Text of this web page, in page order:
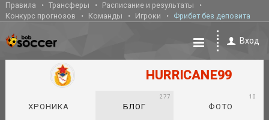
Правила Трансферы
Расписание и результаты
Конкурс прогнозов
Команды Игроки Фрибет без депозита
Вход
HURRICANE99
ХРОНИКА БЛОГ
277
ФОТО
10